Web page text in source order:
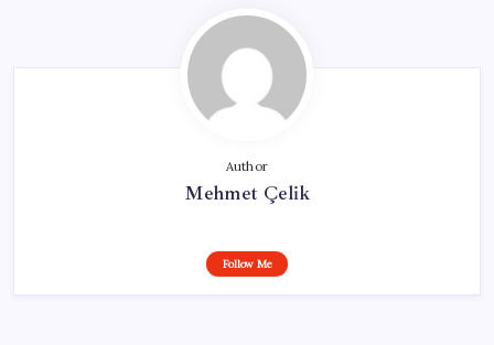
Author
Mehmet Çelik
Follow Me